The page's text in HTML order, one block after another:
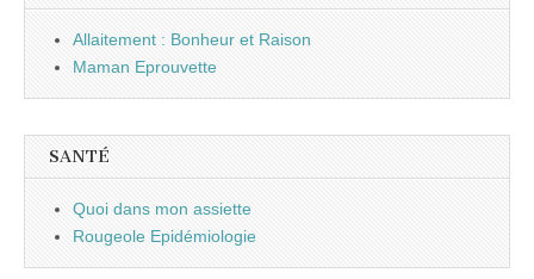
Allaitement : Bonheur et Raison
Maman Eprouvette
SANTÉ
Quoi dans mon assiette
Rougeole Epidémiologie